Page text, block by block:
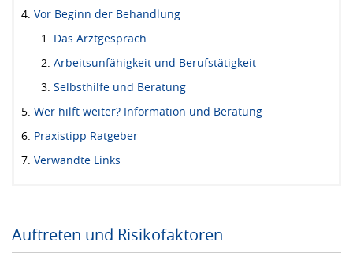
Vor Beginn der Behandlung
Das Arztgespräch
Arbeitsunfähigkeit und Berufstätigkeit
Selbsthilfe und Beratung
Wer hilft weiter? Information und Beratung
Praxistipp Ratgeber
Verwandte Links
Auftreten und Risikofaktoren